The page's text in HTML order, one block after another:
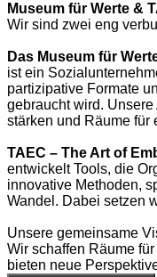
Museum für Werte &
Wir sind zwei eng
Das Museum für
ist ein
partizipative Formate
gebraucht wird.
stärken und Räume für
TAEC – The Art of
entwickelt Tools, die
innovative Methoden,
Wandel. Dabei setzen
Unsere gemeinsame
Wir schaffen Räume
bieten neue